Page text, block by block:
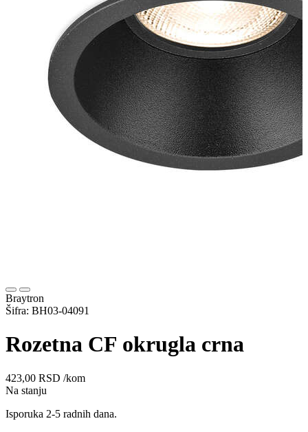
Braytron
Šifra: BH03-04091
Rozetna CF okrugla crna
423,00 RSD /kom
Na stanju
Isporuka 2-5 radnih dana.